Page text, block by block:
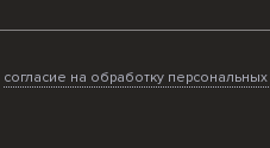
согласие на обработку